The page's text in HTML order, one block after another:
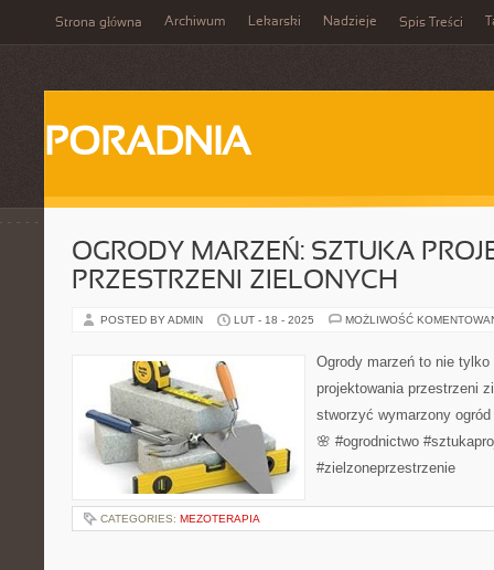
Strona główna Archiwum Lekarski Nadzieje Spis Treści
PORADNIA
OGRODY MARZEŃ: SZTUKA
PRZESTRZENI ZIELONYCH
POSTED BY ADMIN LUT - 18 - 2025 MOŻLIWOŚĆ
Ogrody marzeń to nie
projektowania przestrzeni
stworzyć wymarzony
🌸 #ogrodnictwo
#zielzoneprzestrzenie
CATEGORIES: MEZOTERAPIA